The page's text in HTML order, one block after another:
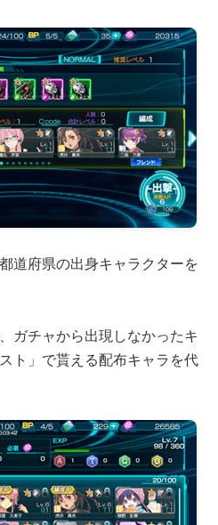
道府県の出身キャラクターを
ガチャから出現しなかったキ
ト」で貰える配布キャラを代